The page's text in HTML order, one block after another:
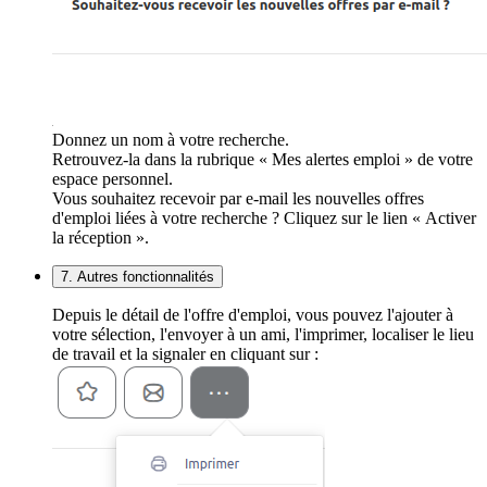
Donnez un nom à votre recherche.
Retrouvez-la dans la rubrique « Mes alertes emploi » de votre
espace personnel.
Vous souhaitez recevoir par e-mail les nouvelles offres
d'emploi liées à votre recherche ? Cliquez sur le lien « Activer
la réception ».
7. Autres fonctionnalités
Depuis le détail de l'offre d'emploi, vous pouvez l'ajouter à
votre sélection, l'envoyer à un ami, l'imprimer, localiser le lieu
de travail et la signaler en cliquant sur :